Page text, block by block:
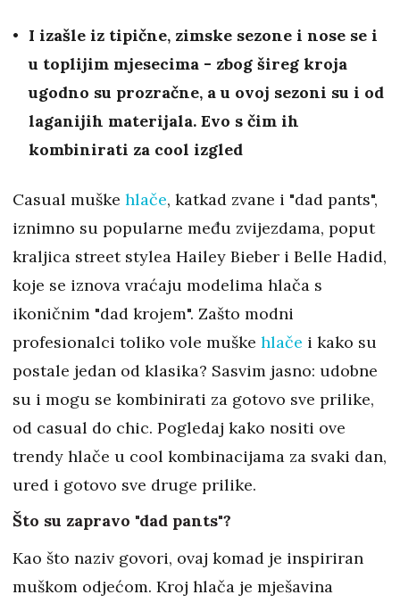
I izašle iz tipične, zimske sezone i nose se i
u toplijim mjesecima - zbog šireg kroja
ugodno su prozračne, a u ovoj sezoni su i od
laganijih materijala. Evo s čim ih
kombinirati za cool izgled
Casual muške hlače, katkad zvane i "dad pants",
iznimno su popularne među zvijezdama, poput
kraljica street stylea Hailey Bieber i Belle Hadid,
koje se iznova vraćaju modelima hlača s
ikoničnim "dad krojem". Zašto modni
profesionalci toliko vole muške hlače i kako su
postale jedan od klasika? Sasvim jasno: udobne
su i mogu se kombinirati za gotovo sve prilike,
od casual do chic. Pogledaj kako nositi ove
trendy hlače u cool kombinacijama za svaki dan,
ured i gotovo sve druge prilike.
Što su zapravo "dad pants"?
Kao što naziv govori, ovaj komad je inspiriran
muškom odjećom. Kroj hlača je mješavina